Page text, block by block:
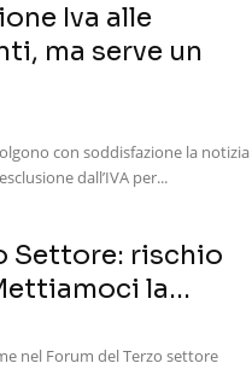
Iva alle
ma serve un
con soddisfazione la notizia
dall’IVA per...
Settore: rischio
la...
nel Forum del Terzo settore